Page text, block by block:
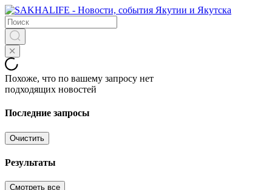
Похоже, что по вашему запросу нет
подходящих новостей
Последние запросы
Очистить
Результаты
Смотреть все